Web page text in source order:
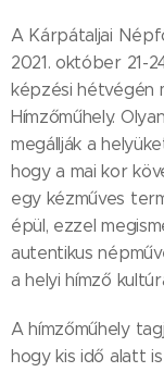
A Kárpátaljai
2021. október 21-
képzési hétvégén
Hímzőműhely.
megállják a
hogy a mai kor
egy kézműves
épül, ezzel
autentikus
a helyi hímző
A hímzőműhely
hogy kis idő alatt